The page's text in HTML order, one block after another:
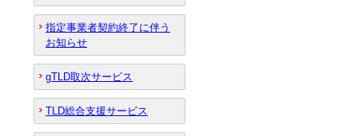
指定事業者契約終了に伴う
お知らせ
gTLD取次サービス
TLD総合支援サービス